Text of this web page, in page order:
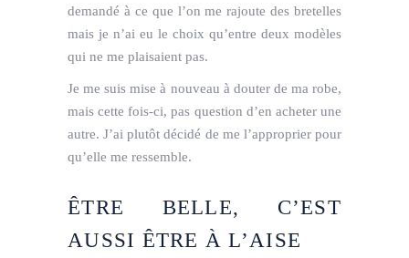
demandé à ce que l’on me rajoute des bretelles
mais je n’ai eu le choix qu’entre deux modèles
qui ne me plaisaient pas.
Je me suis mise à nouveau à douter de ma robe,
mais cette fois-ci, pas question d’en acheter une
autre. J’ai plutôt décidé de me l’approprier pour
qu’elle me ressemble.
ÊTRE BELLE, C’EST
AUSSI ÊTRE À L’AISE